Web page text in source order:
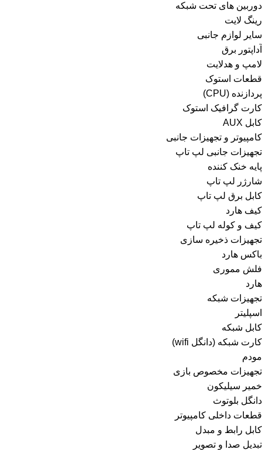
دوربین های تحت شبکه
رینگ لایت
سایر لوازم جانبی
آداپتور برق
لامپ و هدلایت
قطعات استوک
پردازنده (CPU)
کارت گرافیک استوک
کابل AUX
کامپیوتر و تجهیزات جانبی
تجهیزات جانبی لپ تاپ
پایه خنک کننده
شارژر لپ تاپ
کابل برق لپ تاپ
کیف هارد
کیف و کوله لپ تاپ
تجهیزات ذخیره سازی
باکس هارد
فلش مموری
هارد
تجهیزات شبکه
اسپلیتر
کابل شبکه
کارت شبکه (دانگل wifi)
مودم
تجهیزات مخصوص بازی
خمیر سیلیکون
دانگل بلوتوث
قطعات داخلی کامپیوتر
کابل رابط و مبدل
تبدیل صدا و تصویر